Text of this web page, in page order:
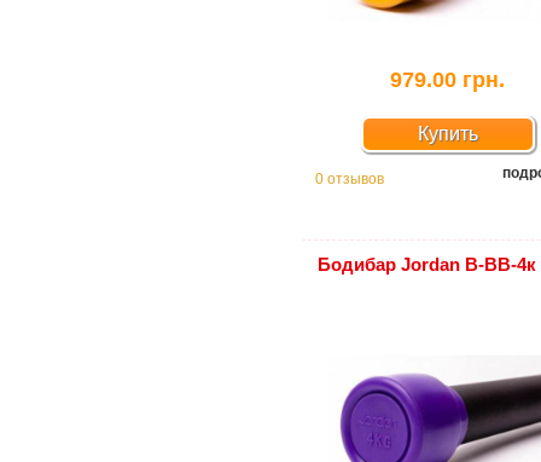
979.00 грн.
Купить
0 отзывов
Бодибар Jordan В-ВВ-4к